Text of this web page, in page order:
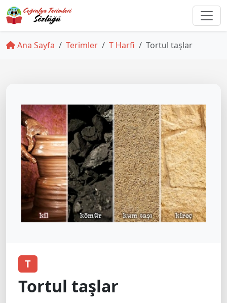
Ana Sayfa Terimler T Harfi Tortul taşlar
T
Tortul taşlar